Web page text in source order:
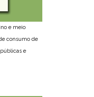
e meio
consumo de
e